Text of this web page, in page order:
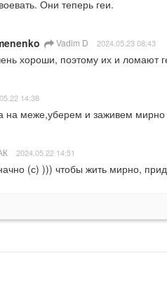
Они теперь геи.
Vadim D 2024.05.23 08:43
хороши, поэтому их и ломают
14:38
на меже,уберем и заживем мирно
2024.05.22 14:51
(с) ))) чтобы жить мирно,